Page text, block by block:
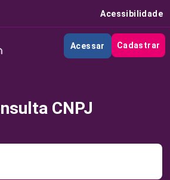
Acessibilidade
Acessar Cadastrar
CNPJ